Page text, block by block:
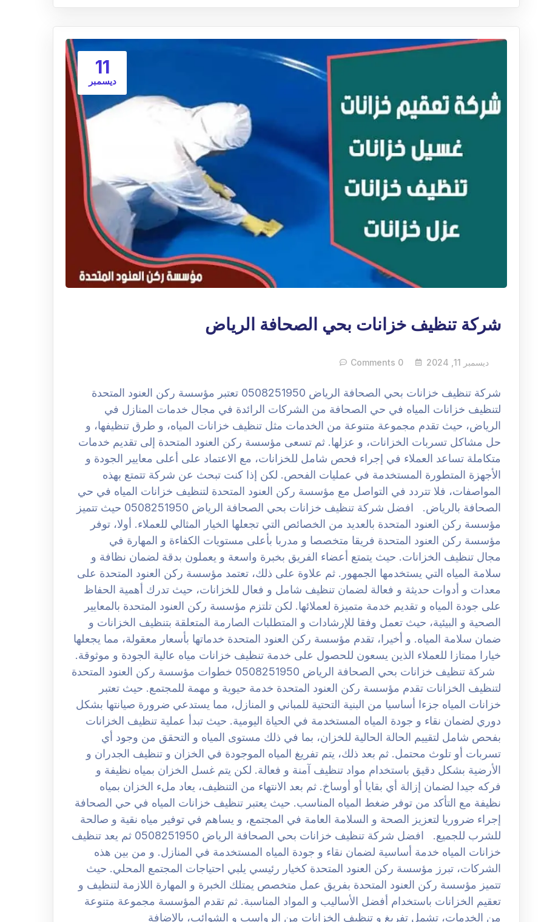
11
ديسمبر
شركة تنظيف خزانات بحي الصحافة الرياض
ديسمبر 11, 2024 0 Comments
شركة تنظيف خزانات بحي الصحافة الرياض 0508251950 تعتبر مؤسسة ركن العنود المتحدة
لتنظيف خزانات المياه في حي الصحافة من الشركات الرائدة في مجال خدمات المنازل في
الرياض، حيث تقدم مجموعة متنوعة من الخدمات مثل تنظيف خزانات المياه، و طرق تنظيفها، و
حل مشاكل تسربات الخزانات، و عزلها. ثم تسعى مؤسسة ركن العنود المتحدة إلى تقديم خدمات
متكاملة تساعد العملاء في إجراء فحص شامل للخزانات، مع الاعتماد على أعلى معايير الجودة و
الأجهزة المتطورة المستخدمة في عمليات الفحص. لكن إذا كنت تبحث عن شركة تتمتع بهذه
المواصفات، فلا تتردد في التواصل مع مؤسسة ركن العنود المتحدة لتنظيف خزانات المياه في حي
الصحافة بالرياض. افضل شركة تنظيف خزانات بحي الصحافة الرياض 0508251950 حيث تتميز
مؤسسة ركن العنود المتحدة بالعديد من الخصائص التي تجعلها الخيار المثالي للعملاء. أولا، توفر
مؤسسة ركن العنود المتحدة فريقا متخصصا و مدربا بأعلى مستويات الكفاءة و المهارة في
مجال تنظيف الخزانات. حيث يتمتع أعضاء الفريق بخبرة واسعة و يعملون بدقة لضمان نظافة و
سلامة المياه التي يستخدمها الجمهور. ثم علاوة على ذلك، تعتمد مؤسسة ركن العنود المتحدة على
معدات و أدوات حديثة و فعالة لضمان تنظيف شامل و فعال للخزانات، حيث تدرك أهمية الحفاظ
على جودة المياه و تقديم خدمة متميزة لعملائها. لكن تلتزم مؤسسة ركن العنود المتحدة بالمعايير
الصحية و البيئية، حيث تعمل وفقا للإرشادات و المتطلبات الصارمة المتعلقة بتنظيف الخزانات و
ضمان سلامة المياه. و أخيرا، تقدم مؤسسة ركن العنود المتحدة خدماتها بأسعار معقولة، مما يجعلها
خيارا ممتازا للعملاء الذين يسعون للحصول على خدمة تنظيف خزانات مياه عالية الجودة و موثوقة.
شركة تنظيف خزانات بحي الصحافة الرياض 0508251950 خطوات مؤسسة ركن العنود المتحدة
لتنظيف الخزانات تقدم مؤسسة ركن العنود المتحدة خدمة حيوية و مهمة للمجتمع. حيث تعتبر
خزانات المياه جزءا أساسيا من البنية التحتية للمباني و المنازل، مما يستدعي ضرورة صيانتها بشكل
دوري لضمان نقاء و جودة المياه المستخدمة في الحياة اليومية. حيث تبدأ عملية تنظيف الخزانات
بفحص شامل لتقييم الحالة الحالية للخزان، بما في ذلك مستوى المياه و التحقق من وجود أي
تسربات أو تلوث محتمل. ثم بعد ذلك، يتم تفريغ المياه الموجودة في الخزان و تنظيف الجدران و
الأرضية بشكل دقيق باستخدام مواد تنظيف آمنة و فعالة. لكن يتم غسل الخزان بمياه نظيفة و
فركه جيدا لضمان إزالة أي بقايا أو أوساخ. ثم بعد الانتهاء من التنظيف، يعاد ملء الخزان بمياه
نظيفة مع التأكد من توفر ضغط المياه المناسب. حيث يعتبر تنظيف خزانات المياه في حي الصحافة
إجراء ضروريا لتعزيز الصحة و السلامة العامة في المجتمع، و يساهم في توفير مياه نقية و صالحة
للشرب للجميع. افضل شركة تنظيف خزانات بحي الصحافة الرياض 0508251950 ثم يعد تنظيف
خزانات المياه خدمة أساسية لضمان نقاء و جودة المياه المستخدمة في المنازل. و من بين هذه
الشركات، تبرز مؤسسة ركن العنود المتحدة كخيار رئيسي يلبي احتياجات المجتمع المحلي. حيث
تتميز مؤسسة ركن العنود المتحدة بفريق عمل متخصص يمتلك الخبرة و المهارة اللازمة لتنظيف و
تعقيم الخزانات باستخدام أفضل الأساليب و المواد المناسبة. ثم تقدم المؤسسة مجموعة متنوعة
من الخدمات، تشمل تفريغ و تنظيف الخزانات من الرواسب و الشوائب، بالإضافة